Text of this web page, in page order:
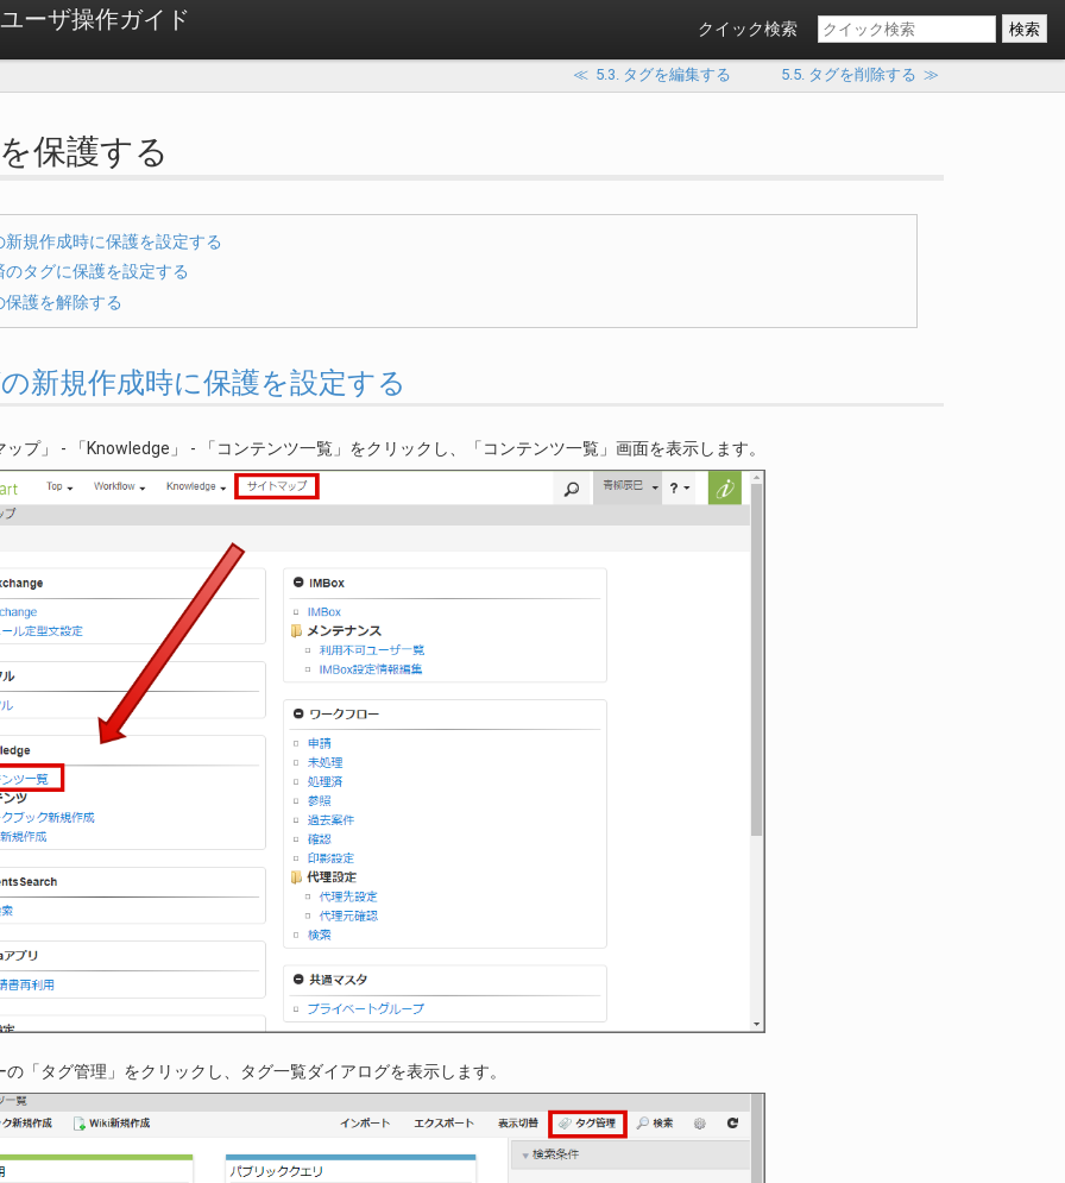
ーザ操作ガイド クイック検索
≪ 5.3. タグを編集する 5.5. タグを削除する ≫
保護する
新規作成時に保護を設定する
のタグに保護を設定する
保護を解除する
新規作成時に保護を設定する
ップ」 - 「Knowledge」 - 「コンテンツ一覧」をクリックし、「コンテンツ一覧」画面を表示します。
の「タグ管理」をクリックし、タグ一覧ダイアログを表示します。